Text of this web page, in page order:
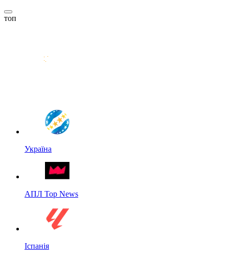
топ
Україна
АПЛ Top News
Іспанія